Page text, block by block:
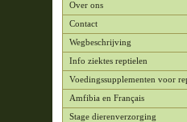
Over ons
Contact
Wegbeschrijving
Info ziektes reptielen
Voedingssupplementen voor
Amfibia en Français
Stage dierenverzorging